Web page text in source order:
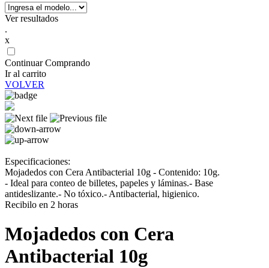
Ver resultados
.
x
Continuar Comprando
Ir al carrito
VOLVER
Especificaciones:
Mojadedos con Cera Antibacterial 10g - Contenido: 10g.
- Ideal para conteo de billetes, papeles y láminas.- Base
antideslizante.- No tóxico.- Antibacterial, higienico.
Recibilo en 2 horas
Mojadedos con Cera
Antibacterial 10g